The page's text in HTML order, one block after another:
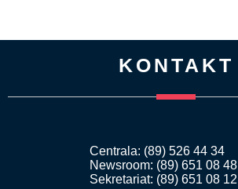
KONTAKT
Centrala: (89) 526 44 34
Newsroom: (89) 651 08 48
Sekretariat: (89) 651 08 12